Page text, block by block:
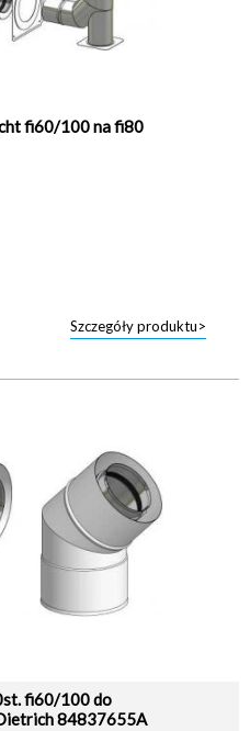
fi60/100 na fi80
Szczegóły produktu>
fi60/100 do
84837655A